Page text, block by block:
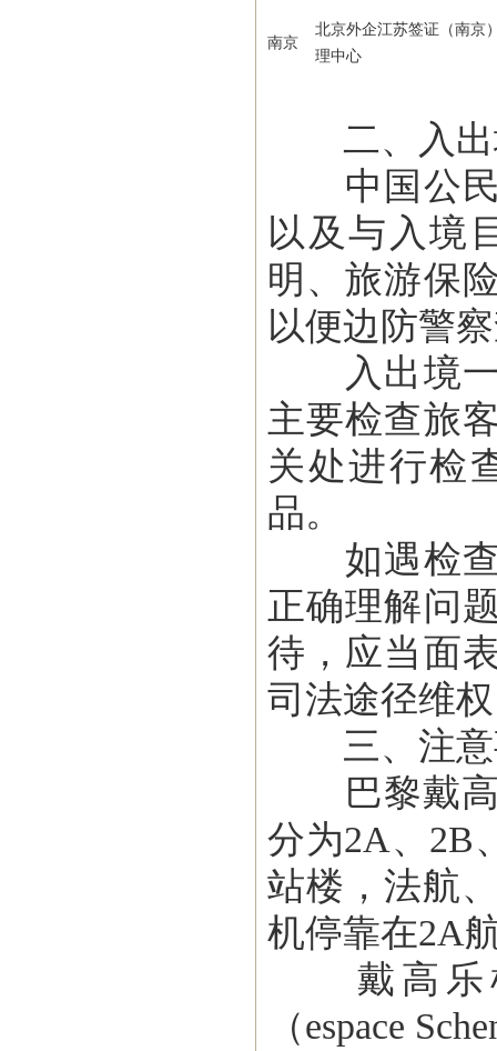
南京
北京外企江苏签证（南京
理中心
二、入出
中国公民
以及与入境
明、旅游保
以便边防警
入出境一
主要检查旅
关处进行检
品。
如遇检查
正确理解问
待，应当面
司法途径维
三、注意
巴黎戴高
分为2A、2B
站楼，法航
机停靠在2A
戴高乐机
（espace